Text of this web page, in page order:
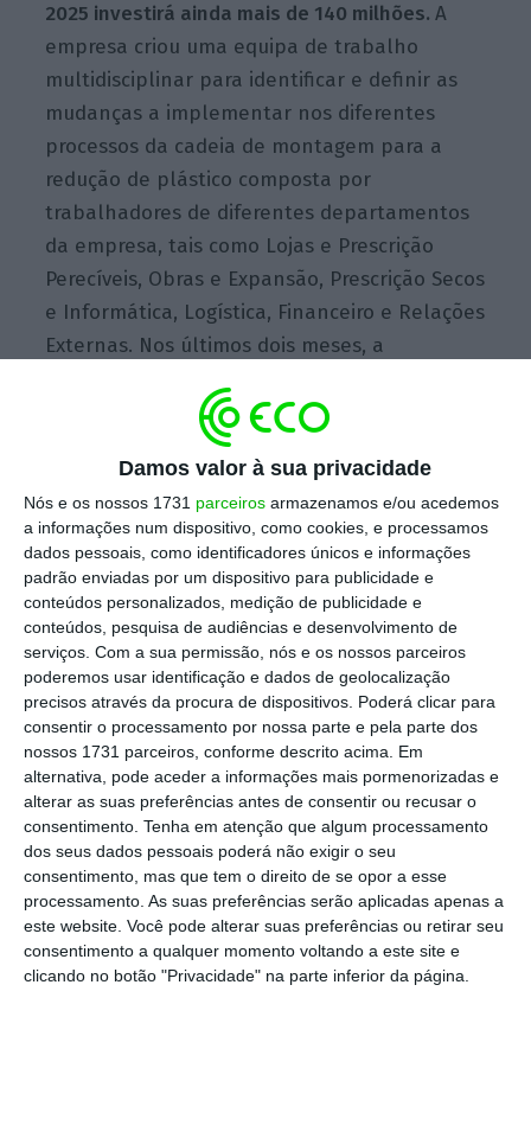
Damos valor à sua privacidade
Nós e os nossos 1731 parceiros armazenamos e/ou acedemos
a informações num dispositivo, como cookies, e processamos
dados pessoais, como identificadores únicos e informações
padrão enviadas por um dispositivo para publicidade e
conteúdos personalizados, medição de publicidade e
conteúdos, pesquisa de audiências e desenvolvimento de
serviços. Com a sua permissão, nós e os nossos parceiros
poderemos usar identificação e dados de geolocalização
precisos através da procura de dispositivos. Poderá clicar para
consentir o processamento por nossa parte e pela parte dos
nossos 1731 parceiros, conforme descrito acima. Em
alternativa, pode aceder a informações mais pormenorizadas e
alterar as suas preferências antes de consentir ou recusar o
consentimento. Tenha em atenção que algum processamento
dos seus dados pessoais poderá não exigir o seu
consentimento, mas que tem o direito de se opor a esse
processamento. As suas preferências serão aplicadas apenas a
este website. Você pode alterar suas preferências ou retirar seu
consentimento a qualquer momento voltando a este site e
clicando no botão "Privacidade" na parte inferior da página.
2025 investirá ainda mais de 140 milhões.A
empresa criou uma equipa de trabalho
multidisciplinar para identificar e definir as
mudanças a implementar nos diferentes
processos da cadeia de montagem para a
redução de plástico composta por
trabalhadores de diferentes departamentos
da empresa, tais como Lojas e Prescrição
Perecíveis, Obras e Expansão, Prescrição Secos
e Informática, Logística, Financeiro e Relações
Externas. Nos últimos dois meses, a
as em Lojas 6.25.
Membros da equipa de trabalho da Estratégia 6.25 da
Mercadona
Uma delas ficaem Portugal e abriu ao público
no passado dia 21 de outubro de 2020 em
Matosinhos (Porto).“Esta loja pretende
transmitir aos clientes e colaboradores as